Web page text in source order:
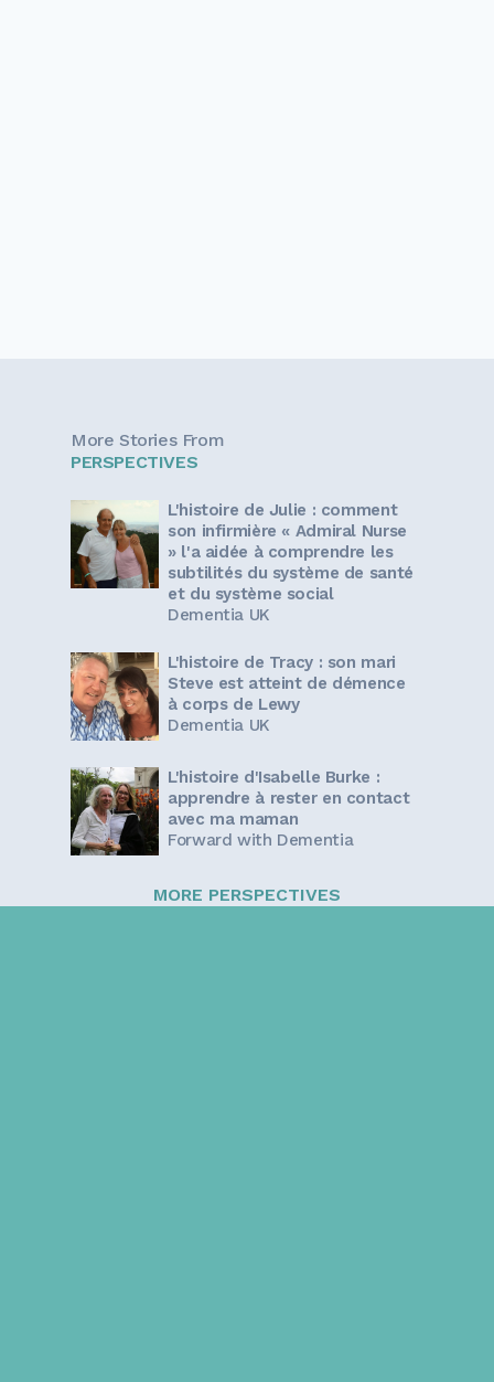
More Stories From
PERSPECTIVES
L'histoire de Julie : comment
son infirmière « Admiral Nurse
» l'a aidée à comprendre les
subtilités du système de santé
et du système social
Dementia UK
L'histoire de Tracy : son mari
Steve est atteint de démence
à corps de Lewy
Dementia UK
L'histoire d'Isabelle Burke :
apprendre à rester en contact
avec ma maman
Forward with Dementia
MORE PERSPECTIVES